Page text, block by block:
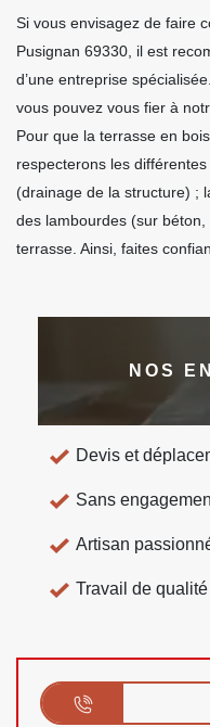
Si vous envisagez de faire
Pusignan 69330, il est
d’une entreprise
vous pouvez vous fier à
Pour que la terrasse en
respecterons les
(drainage de la structure) ;
des lambourdes (sur
terrasse. Ainsi, faites
NOS
Devis et
Sans
Artisan
Travail de qualité